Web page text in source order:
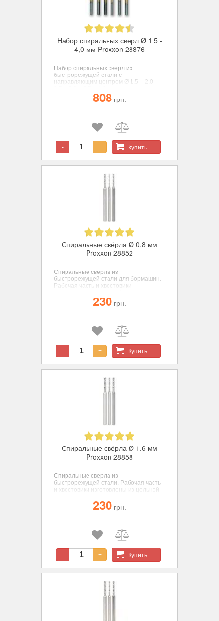
Набор спиральных сверл Ø 1,5 -
4,0 мм Proxxon 28876
Набор спиральных сверл из
быстрорежущей стали с
направляющим центром Ø 1,5 – 2,0 –
808 грн.
- + Купить
Спиральные свёрла Ø 0.8 мм
Proxxon 28852
Спиральные сверла из
быстрорежущей стали для бормашин.
Рабочая часть и хвостовики
достижения соосности, диаметр 0,8
230 грн.
- + Купить
Спиральные свёрла Ø 1.6 мм
Proxxon 28858
Спиральные сверла из
быстрорежущей стали. Рабочая часть
и хвостовики изготовлены из цельной
соосности, диаметр 1,6 мм., 3 шт
230 грн.
- + Купить